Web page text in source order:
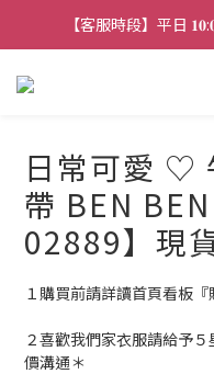
【連線直播】每
【客服時段】平日
【連線直播】每
日常可愛 ♡
帶 BEN
02889】現
１購買前請詳讀首頁看板
２喜歡我們家衣服請給予
價溝通＊